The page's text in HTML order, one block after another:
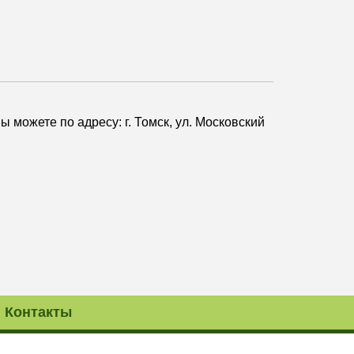
можете по адресу: г. Томск, ул. Московский
Контакты